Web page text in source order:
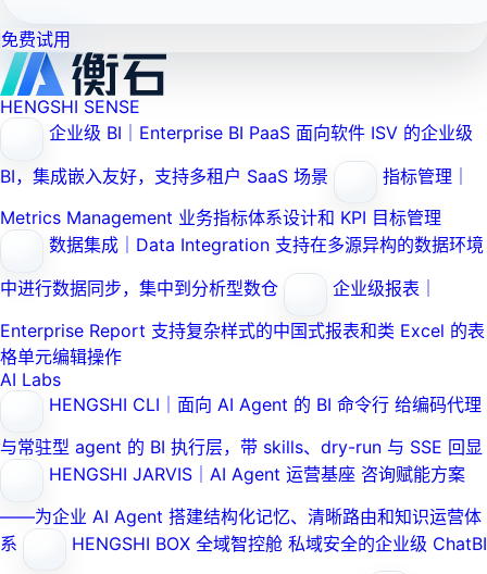
免费试用
HENGSHI SENSE
企业级 BI｜Enterprise BI PaaS 面向软件 ISV 的企业级
BI，集成嵌入友好，支持多租户 SaaS 场景
指标管理｜
Metrics Management 业务指标体系设计和 KPI 目标管理
数据集成｜Data Integration 支持在多源异构的数据环境
中进行数据同步，集中到分析型数仓
企业级报表｜
Enterprise Report 支持复杂样式的中国式报表和类 Excel 的表
格单元编辑操作
AI Labs
HENGSHI CLI｜面向 AI Agent 的 BI 命令行 给编码代理
与常驻型 agent 的 BI 执行层，带 skills、dry-run 与 SSE 回显
HENGSHI JARVIS｜AI Agent 运营基座 咨询赋能方案
——为企业 AI Agent 搭建结构化记忆、清晰路由和知识运营体
系
HENGSHI BOX 全域智控舱 私域安全的企业级 ChatBI